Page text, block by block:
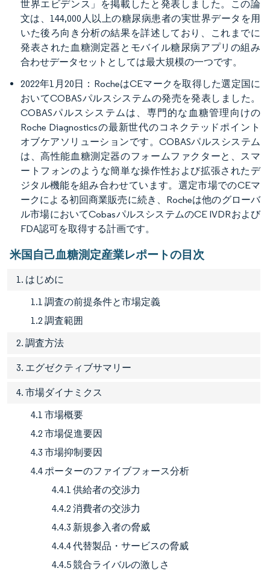
世界エビデンス」を掲載したと発表しました。この論
文は、144,000人以上の糖尿病患者の実世界データを用
いた後ろ向き分析の結果を詳述しており、これまでに
発表された血糖測定器とモバイル糖尿病アプリの組み
合わせデータセットとしては最大規模の一つです。
2022年1月20日：RocheはCEマークを取得した選定国に
おいてCOBASパルスシステムの発売を発表しました。
COBASパルスシステムは、専門的な血糖管理向けの
Roche Diagnosticsの最新世代のコネクテッドポイント
オブケアソリューションです。COBASパルスシステム
は、高性能血糖測定器のフォームファクターと、スマ
ートフォンのような簡単な操作性および拡張されたデ
ジタル機能を組み合わせています。選定市場でのCEマ
ークによる初回商業販売に続き、Rocheは他のグローバ
ル市場においてCobasパルスシステムのCE IVDRおよび
FDA認可を取得する計画です。
米国自己血糖測定産業レポートの目次
1. はじめに
1.1 調査の前提条件と市場定義
1.2 調査範囲
2. 調査方法
3. エグゼクティブサマリー
4. 市場ダイナミクス
4.1 市場概要
4.2 市場促進要因
4.3 市場抑制要因
4.4 ポーターのファイブフォース分析
4.4.1 供給者の交渉力
4.4.2 消費者の交渉力
4.4.3 新規参入者の脅威
4.4.4 代替製品・サービスの脅威
4.4.5 競合ライバルの激しさ